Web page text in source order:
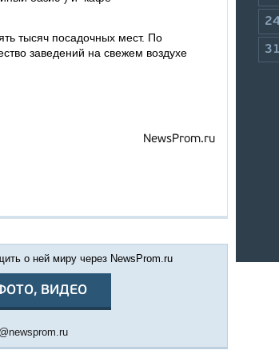
тысяч посадочных мест. По
заведений на свежем воздухе
NewsProm.ru
о ней миру через NewsProm.ru
ВИДЕО